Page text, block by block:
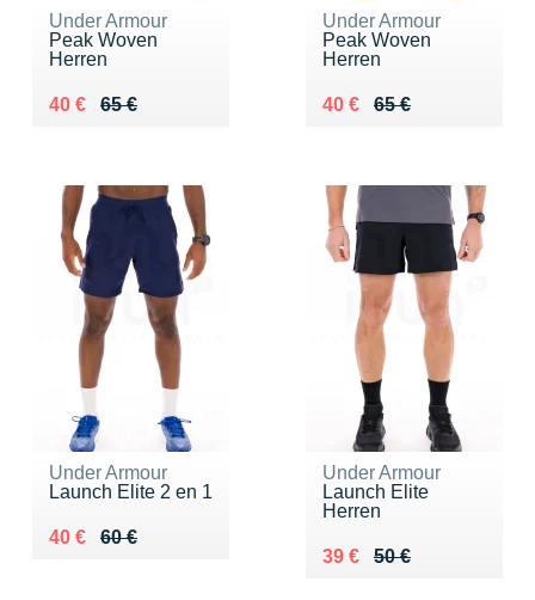
Under Armour
Peak Woven
Herren
65 €
Au lieu de 65 €
40 €
Vendu 40 €
Under Armour
Peak Woven
Herren
65 €
Au lieu de 65 €
40 €
Vendu 40 €
Under Armour
Launch Elite 2 en 1
60 €
Au lieu de 60 €
40 €
Vendu 40 €
Under Armour
Launch Elite
Herren
50 €
Au lieu de 50 €
39 €
Vendu 39 €